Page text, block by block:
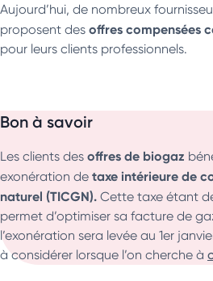
Aujourd’hui, de nombreux
proposent des offres compensées
pour leurs clients professionnels.
Bon à savoir
Les clients des offres de biogaz
exonération de taxe intérieure de
naturel (TICGN). Cette taxe étant
permet d’optimiser sa facture de
l’exonération sera levée au 1er
à considérer lorsque l’on cherche à